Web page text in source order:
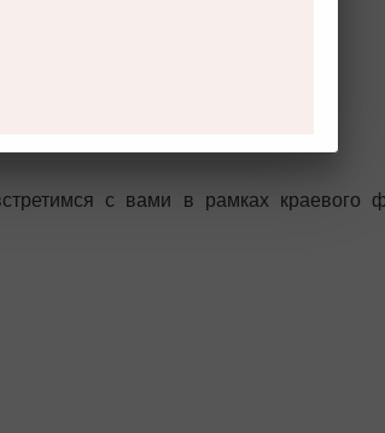
с вами в рамках краевого